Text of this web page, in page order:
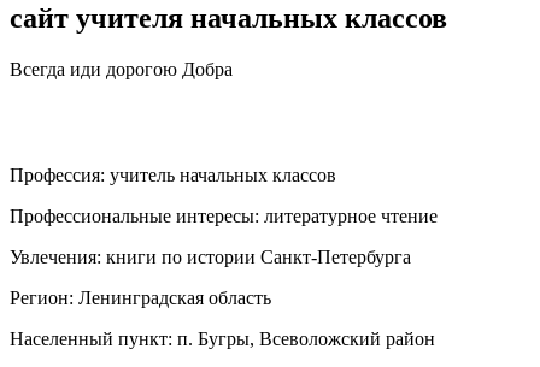
сайт учителя начальных классов
Всегда иди дорогою Добра
Профессия: учитель начальных классов
Профессиональные интересы: литературное чтение
Увлечения: книги по истории Санкт-Петербурга
Регион: Ленинградская область
Населенный пункт: п. Бугры, Всеволожский район